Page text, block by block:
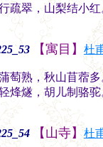
疏翠，山梨结小
【寓目】 杜
萄熟，秋山苜蓿
烽燧，胡儿制骆
【山寺】杜